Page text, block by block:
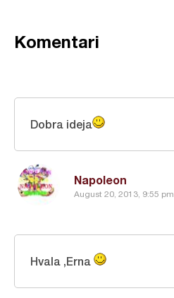
Komentari
Napoleon
August 20, 2013, 9:55 pm
Dobra ideja
Hvala ,Erna